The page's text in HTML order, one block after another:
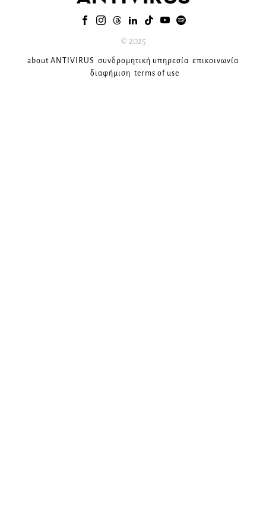
© 2025
about ANTIVIRUS συνδρομητική υπηρεσία επικοινωνία
διαφήμιση terms of use